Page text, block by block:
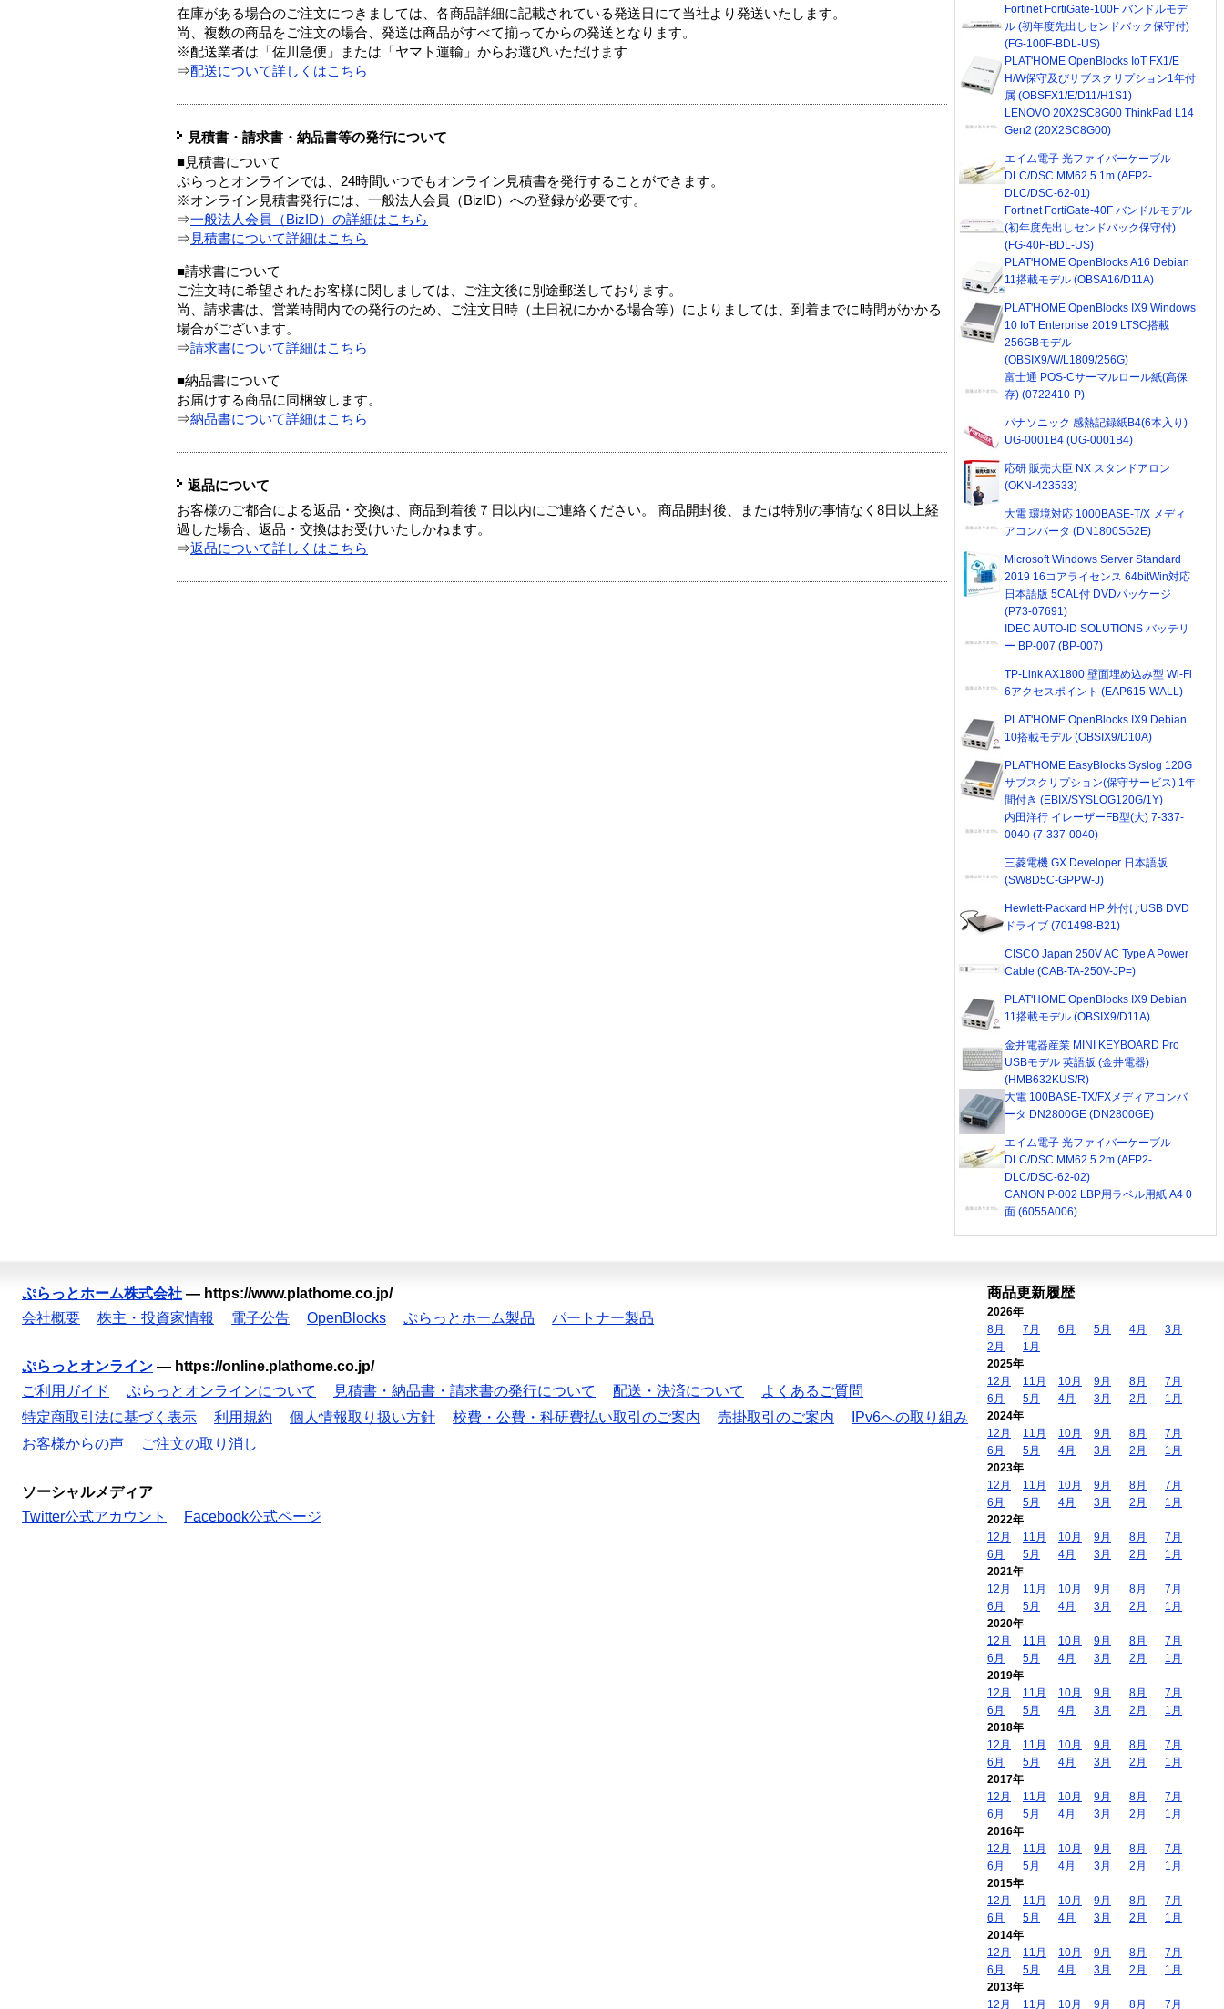
在庫がある場合のご注文につきましては、各商品詳細に記載されている発送日にて当社より発送いたします。
尚、複数の商品をご注文の場合、発送は商品がすべて揃ってからの発送となります。
※配送業者は「佐川急便」または「ヤマト運輸」からお選びいただけます
⇒配送について詳しくはこちら
見積書・請求書・納品書等の発行について
■見積書について
ぷらっとオンラインでは、24時間いつでもオンライン見積書を発行することができます。
※オンライン見積書発行には、一般法人会員（BizID）への登録が必要です。
⇒一般法人会員（BizID）の詳細はこちら
⇒ 見積書について詳細はこちら
■請求書について
ご注文時に希望されたお客様に関しましては、ご注文後に別途郵送しております。
尚、請求書は、営業時間内での発行のため、ご注文日時（土日祝にかかる場合等）によりましては、到着までに時間がかかる
場合がございます。
⇒請求書について詳細はこちら
■納品書について
お届けする商品に同梱致します。
⇒納品書について詳細はこちら
返品について
お客様のご都合による返品・交換は、商品到着後７日以内にご連絡ください。 商品開封後、または特別の事情なく8日以上経
過した場合、返品・交換はお受けいたしかねます。
⇒返品について詳しくはこちら
Fortinet FortiGate-100F バンドルモデ
ル (初年度先出しセンドバック保守付)
(FG-100F-BDL-US)
PLAT'HOME OpenBlocks IoT FX1/E
H/W保守及びサブスクリプション1年付
属 (OBSFX1/E/D11/H1S1)
LENOVO 20X2SC8G00 ThinkPad L14
Gen2 (20X2SC8G00)
エイム電子 光ファイバーケーブル
DLC/DSC MM62.5 1m (AFP2-
DLC/DSC-62-01)
Fortinet FortiGate-40F バンドルモデル
(初年度先出しセンドバック保守付)
(FG-40F-BDL-US)
PLAT'HOME OpenBlocks A16 Debian
11搭載モデル (OBSA16/D11A)
PLAT'HOME OpenBlocks IX9 Windows
10 IoT Enterprise 2019 LTSC搭載
256GBモデル
(OBSIX9/W/L1809/256G)
富士通 POS-Cサーマルロール紙(高保
存) (0722410-P)
パナソニック 感熱記録紙B4(6本入り)
UG-0001B4 (UG-0001B4)
応研 販売大臣 NX スタンドアロン
(OKN-423533)
大電 環境対応 1000BASE-T/X メディ
アコンバータ (DN1800SG2E)
Microsoft Windows Server Standard
2019 16コアライセンス 64bitWin対応
日本語版 5CAL付 DVDパッケージ
(P73-07691)
IDEC AUTO-ID SOLUTIONS バッテリ
ー BP-007 (BP-007)
TP-Link AX1800 壁面埋め込み型 Wi-Fi
6アクセスポイント (EAP615-WALL)
PLAT'HOME OpenBlocks IX9 Debian
10搭載モデル (OBSIX9/D10A)
PLAT'HOME EasyBlocks Syslog 120G
サブスクリプション(保守サービス) 1年
間付き (EBIX/SYSLOG120G/1Y)
内田洋行 イレーザーFB型(大) 7-337-
0040 (7-337-0040)
三菱電機 GX Developer 日本語版
(SW8D5C-GPPW-J)
Hewlett-Packard HP 外付けUSB DVD
ドライブ (701498-B21)
CISCO Japan 250V AC Type A Power
Cable (CAB-TA-250V-JP=)
PLAT'HOME OpenBlocks IX9 Debian
11搭載モデル (OBSIX9/D11A)
金井電器産業 MINI KEYBOARD Pro
USBモデル 英語版 (金井電器)
(HMB632KUS/R)
大電 100BASE-TX/FXメディアコンバ
ータ DN2800GE (DN2800GE)
エイム電子 光ファイバーケーブル
DLC/DSC MM62.5 2m (AFP2-
DLC/DSC-62-02)
CANON P-002 LBP用ラベル用紙 A4 0
面 (6055A006)
ぷらっとホーム株式会社 — https://www.plathome.co.jp/
会社概要
株主・投資家情報 電子公告 OpenBlocks ぷらっとホーム製品 パートナー製品
ぷらっとオンライン — https://online.plathome.co.jp/
ご利用ガイド
ぷらっとオンラインについて 見積書・納品書・請求書の発行について 配送・決済について
よくあるご質問
特定商取引法に基づく表示
利用規約 個人情報取り扱い方針 校費・公費・科研費払い取引のご案内 売掛取引のご案内
IPv6への取り組み
お客様からの声
ご注文の取り消し
ソーシャルメディア
Twitter公式アカウント
Facebook公式ページ
商品更新履歴
2026年
8月
7月 6月 5月 4月
3月
2月
1月
2025年
12月
11月 10月 9月 8月
7月
6月
5月 4月 3月 2月
1月
2024年
12月
11月 10月 9月 8月
7月
6月
5月 4月 3月 2月
1月
2023年
12月
11月 10月 9月 8月
7月
6月
5月 4月 3月 2月
1月
2022年
12月
11月 10月 9月 8月
7月
6月
5月 4月 3月 2月
1月
2021年
12月
11月 10月 9月 8月
7月
6月
5月 4月 3月 2月
1月
2020年
12月
11月 10月 9月 8月
7月
6月
5月 4月 3月 2月
1月
2019年
12月
11月 10月 9月 8月
7月
6月
5月 4月 3月 2月
1月
2018年
12月
11月 10月 9月 8月
7月
6月
5月 4月 3月 2月
1月
2017年
12月
11月 10月 9月 8月
7月
6月
5月 4月 3月 2月
1月
2016年
12月
11月 10月 9月 8月
7月
6月
5月 4月 3月 2月
1月
2015年
12月
11月 10月 9月 8月
7月
6月
5月 4月 3月 2月
1月
2014年
12月
11月 10月 9月 8月
7月
6月
5月 4月 3月 2月
1月
2013年
12月
11月 10月 9月 8月 7月